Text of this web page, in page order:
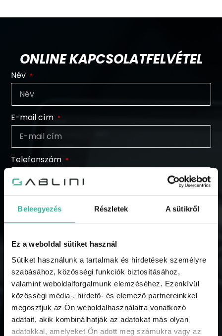
Beleegyezés Részletek A sütikről
Ez a weboldal sütiket használ
Sütiket használunk a tartalmak és hirdetések személyre
szabásához, közösségi funkciók biztosításához,
valamint weboldalforgalmunk elemzéséhez. Ezenkívül
közösségi média-, hirdető- és elemező partnereinkkel
megosztjuk az Ön weboldalhasználatra vonatkozó
adatait, akik kombinálhatják az adatokat más olyan
adatokkal, amelyeket Ön adott meg számukra vagy az
ONLINE KAPCSOLATFELVÉTEL
Név
E-mail cím
Telefonszám
Üzenet
Elolvastam és elfogadom azadatkezelési